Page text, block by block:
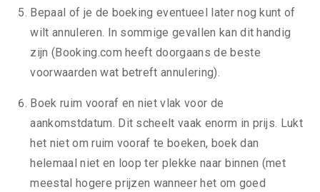
Bepaal of je de boeking eventueel later nog kunt of
wilt annuleren. In sommige gevallen kan dit handig
zijn (Booking.com heeft doorgaans de beste
voorwaarden wat betreft annulering).
Boek ruim vooraf en niet vlak voor de
aankomstdatum. Dit scheelt vaak enorm in prijs. Lukt
het niet om ruim vooraf te boeken, boek dan
helemaal niet en loop ter plekke naar binnen (met
meestal hogere prijzen wanneer het om goed